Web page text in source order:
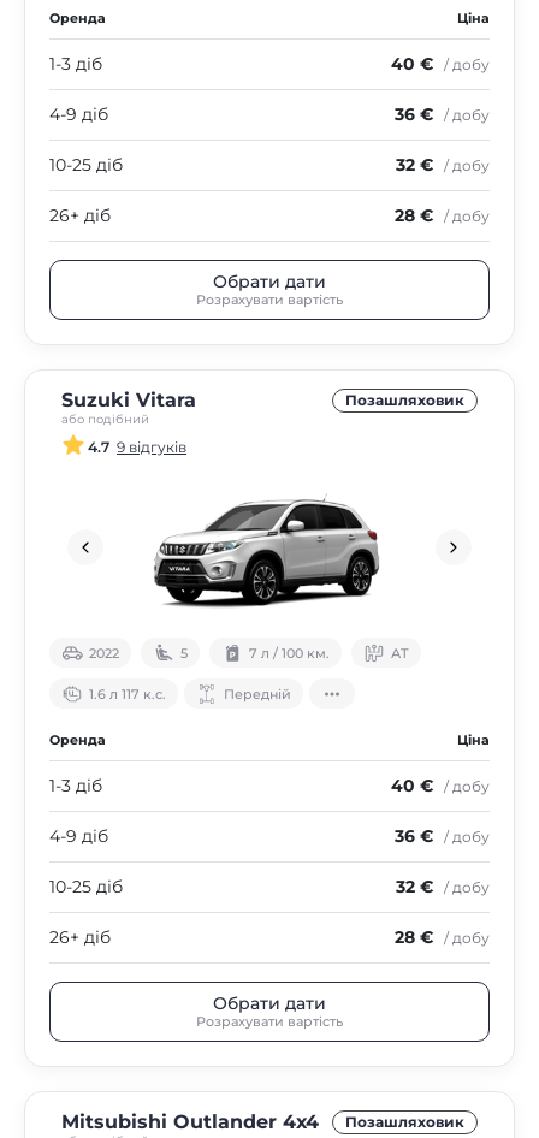
Оренда Ціна
1-3 діб 40 € / добу
4-9 діб 36 € / добу
10-25 діб 32 € / добу
26+ діб 28 € / добу
Обрати дати
Розрахувати вартість
Suzuki Vitara
або подібний
Позашляховик
4.7 9 відгуків
2022 5 7 л / 100 км. АТ
1.6 л 117 к.с. Передній
Оренда Ціна
1-3 діб 40 € / добу
4-9 діб 36 € / добу
10-25 діб 32 € / добу
26+ діб 28 € / добу
Обрати дати
Розрахувати вартість
Mitsubishi Outlander 4х4 Позашляховик